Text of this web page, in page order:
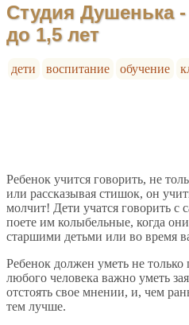
Студия Душенька
до 1,5 лет
дети воспитание обучение
Ребенок учится говорить, не
или рассказывая стишок, он
молчит! Дети учатся говорить с
поете им колыбельные, когда
старшими детьми или во время
Ребенок должен уметь не
любого человека важно уметь
отстоять свое мнении, и, чем
тем лучше.